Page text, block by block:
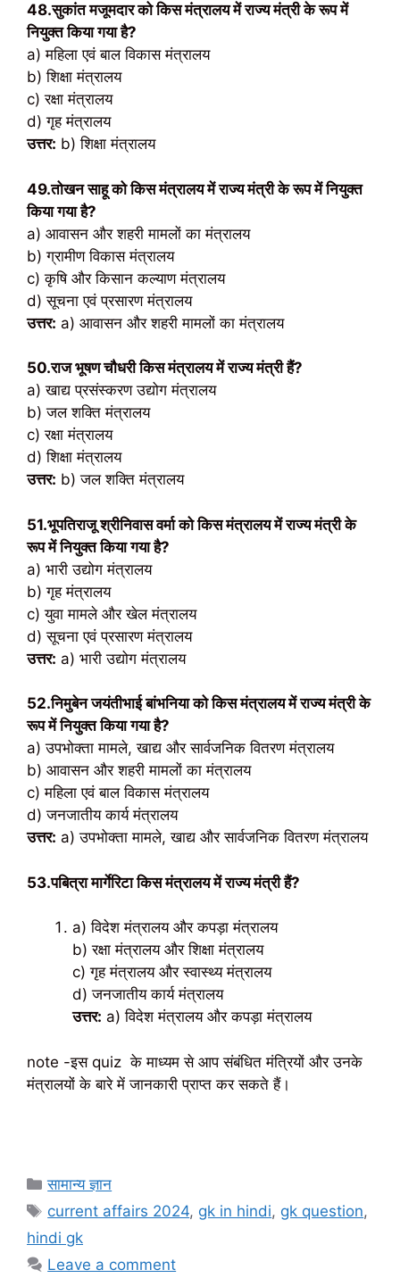
48.सुकांत मजूमदार को किस मंत्रालय में राज्य मंत्री के रूप में
नियुक्त किया गया है?
a) महिला एवं बाल विकास मंत्रालय
b) शिक्षा मंत्रालय
c) रक्षा मंत्रालय
d) गृह मंत्रालय
उत्तर: b) शिक्षा मंत्रालय
49.तोखन साहू को किस मंत्रालय में राज्य मंत्री के रूप में नियुक्त
किया गया है?
a) आवासन और शहरी मामलों का मंत्रालय
b) ग्रामीण विकास मंत्रालय
c) कृषि और किसान कल्याण मंत्रालय
d) सूचना एवं प्रसारण मंत्रालय
उत्तर: a) आवासन और शहरी मामलों का मंत्रालय
50.राज भूषण चौधरी किस मंत्रालय में राज्य मंत्री हैं?
a) खाद्य प्रसंस्करण उद्योग मंत्रालय
b) जल शक्ति मंत्रालय
c) रक्षा मंत्रालय
d) शिक्षा मंत्रालय
उत्तर: b) जल शक्ति मंत्रालय
51.भूपतिराजू श्रीनिवास वर्मा को किस मंत्रालय में राज्य मंत्री के
रूप में नियुक्त किया गया है?
a) भारी उद्योग मंत्रालय
b) गृह मंत्रालय
c) युवा मामले और खेल मंत्रालय
d) सूचना एवं प्रसारण मंत्रालय
उत्तर: a) भारी उद्योग मंत्रालय
52.निमुबेन जयंतीभाई बांभनिया को किस मंत्रालय में राज्य मंत्री के
रूप में नियुक्त किया गया है?
a) उपभोक्ता मामले, खाद्य और सार्वजनिक वितरण मंत्रालय
b) आवासन और शहरी मामलों का मंत्रालय
c) महिला एवं बाल विकास मंत्रालय
d) जनजातीय कार्य मंत्रालय
उत्तर: a) उपभोक्ता मामले, खाद्य और सार्वजनिक वितरण मंत्रालय
53.पबित्रा मार्गेरिटा किस मंत्रालय में राज्य मंत्री हैं?
a) विदेश मंत्रालय और कपड़ा मंत्रालय
b) रक्षा मंत्रालय और शिक्षा मंत्रालय
c) गृह मंत्रालय और स्वास्थ्य मंत्रालय
d) जनजातीय कार्य मंत्रालय
उत्तर: a) विदेश मंत्रालय और कपड़ा मंत्रालय
note -इस quiz के माध्यम से आप संबंधित मंत्रियों और उनके
मंत्रालयों के बारे में जानकारी प्राप्त कर सकते हैं।
Categories
सामान्य ज्ञान
Tags
current affairs 2024, gk in hindi, gk question,
hindi gk
Leave a comment